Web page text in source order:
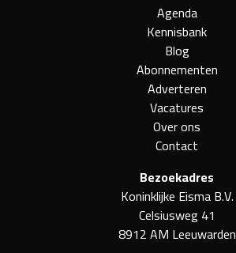
Agenda
Kennisbank
Blog
Abonnementen
Adverteren
Vacatures
Over ons
Contact
Bezoekadres
Koninklijke Eisma B.V.
Celsiusweg 41
8912 AM Leeuwarden